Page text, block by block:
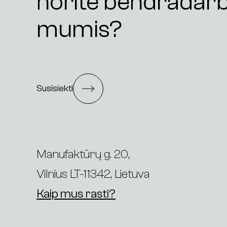
mumis?
Susisiekti
Manufaktūrų g. 20,
Vilnius LT-11342, Lietuva
Kaip mus rasti?